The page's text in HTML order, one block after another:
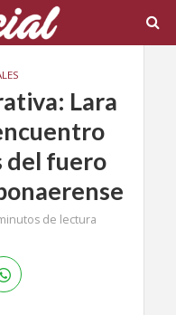
Lara
del fuero
de lectura